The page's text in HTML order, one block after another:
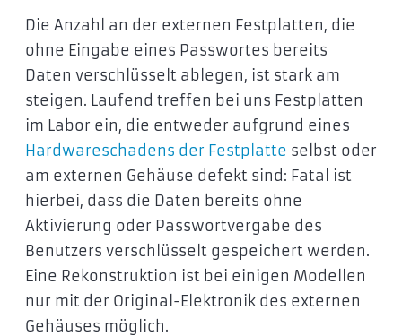
Die Anzahl an der externen Festplatten, die
ohne Eingabe eines Passwortes bereits
Daten verschlüsselt ablegen, ist stark am
steigen. Laufend treffen bei uns Festplatten
im Labor ein, die entweder aufgrund eines
Hardwareschadens der Festplatte selbst oder
am externen Gehäuse defekt sind: Fatal ist
hierbei, dass die Daten bereits ohne
Aktivierung oder Passwortvergabe des
Benutzers verschlüsselt gespeichert werden.
Eine Rekonstruktion ist bei einigen Modellen
nur mit der Original-Elektronik des externen
Gehäuses möglich.